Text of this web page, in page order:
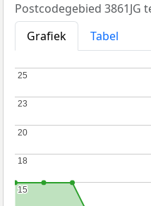
Postcodegebied 3861JG
Grafiek
Tabel
15
15
18
18
20
20
23
23
25
25